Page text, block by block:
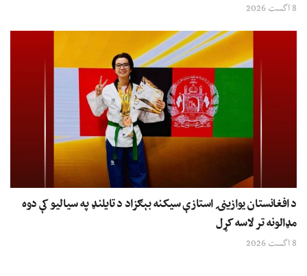
8 اگست 2026
د افغانستان یوازینۍ استازې سیکنه بېګزاد د تایلنډ په سیالیو کې دوه
مډالونه تر لاسه کړل
8 اگست 2026